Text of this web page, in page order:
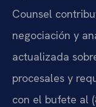
Counsel
negociación y
actualizada
procesales y
con el bufete al